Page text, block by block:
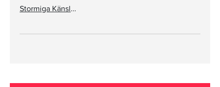
Stormiga Känslor